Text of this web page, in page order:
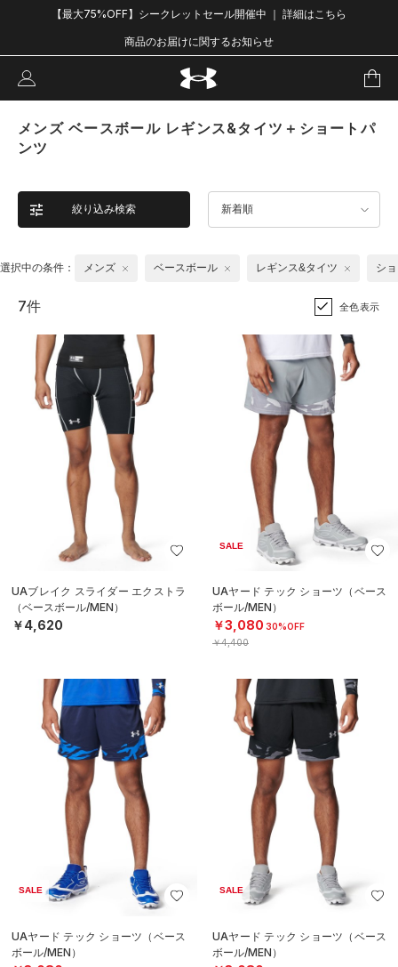
【最大75%OFF】シークレットセール開催中 ｜ 詳細はこちら
商品のお届けに関するお知らせ
メンズ ベースボール レギンス&タイツ＋ショートパ
ンツ
絞り込み検索 新着順
選択中の条件： メンズ ベースボール レギンス&タイツ シ
7件 全色表示
UAブレイク スライダー エクストラ
（ベースボール/MEN）
￥4,620
SALE
UAヤード テック ショーツ（ベース
ボール/MEN）
￥3,080 30%OFF
￥4,400
SALE
UAヤード テック ショーツ（ベース
ボール/MEN）
SALE
UAヤード テック ショーツ（ベース
ボール/MEN）